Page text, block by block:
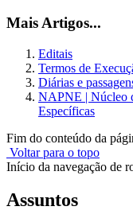
Mais Artigos...
Editais
Termos de
Diárias e
NAPNE | Núcleo
Específicas
Fim do conteúdo da
Voltar para o topo
Início da navegação de
Assuntos